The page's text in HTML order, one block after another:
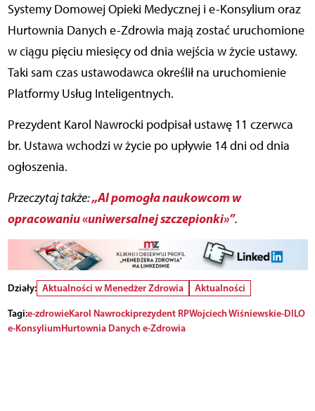
Systemy Domowej Opieki Medycznej i e-Konsylium oraz
Hurtownia Danych e-Zdrowia mają zostać uruchomione
w ciągu pięciu miesięcy od dnia wejścia w życie ustawy.
Taki sam czas ustawodawca określił na uruchomienie
Platformy Usług Inteligentnych.
Prezydent Karol Nawrocki podpisał ustawę 11 czerwca
br. Ustawa wchodzi w życie po upływie 14 dni od dnia
ogłoszenia.
Przeczytaj także:„AI pomogła naukowcom w
opracowaniu «uniwersalnej szczepionki»”.
Działy: Aktualności w Menedżer Zdrowia
Aktualności
Tagi:e-zdrowieKarol Nawrockiprezydent RPWojciech Wiśniewskie-DILO
e-KonsyliumHurtownia Danych e-Zdrowia